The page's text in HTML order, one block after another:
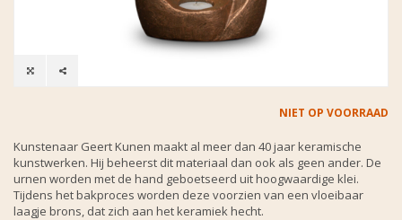
NIET OP VOORRAAD
Kunstenaar Geert Kunen maakt al meer dan 40 jaar keramische
kunstwerken. Hij beheerst dit materiaal dan ook als geen ander. De
urnen worden met de hand geboetseerd uit hoogwaardige klei.
Tijdens het bakproces worden deze voorzien van een vloeibaar
laagje brons, dat zich aan het keramiek hecht.